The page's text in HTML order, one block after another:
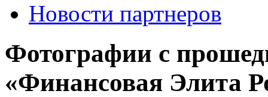
Новости партнеров
Фотографии с
«Финансовая Элита